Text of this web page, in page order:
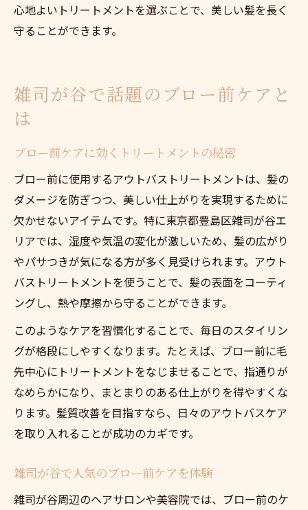
心地よいトリートメントを選ぶことで、美しい髪を長く
守ることができます。
雑司が谷で話題のブロー前ケアと
は
ブロー前ケアに効くトリートメントの秘密
ブロー前に使用するアウトバストリートメントは、髪の
ダメージを防ぎつつ、美しい仕上がりを実現するために
欠かせないアイテムです。特に東京都豊島区雑司が谷エ
リアでは、湿度や気温の変化が激しいため、髪の広がり
やパサつきが気になる方が多く見受けられます。アウト
バストリートメントを使うことで、髪の表面をコーティ
ングし、熱や摩擦から守ることができます。
このようなケアを習慣化することで、毎日のスタイリン
グが格段にしやすくなります。たとえば、ブロー前に毛
先中心にトリートメントをなじませることで、指通りが
なめらかになり、まとまりのある仕上がりを得やすくな
ります。髪質改善を目指すなら、日々のアウトバスケア
を取り入れることが成功のカギです。
雑司が谷で人気のブロー前ケアを体験
雑司が谷周辺のヘアサロンや美容院では、ブロー前のケ